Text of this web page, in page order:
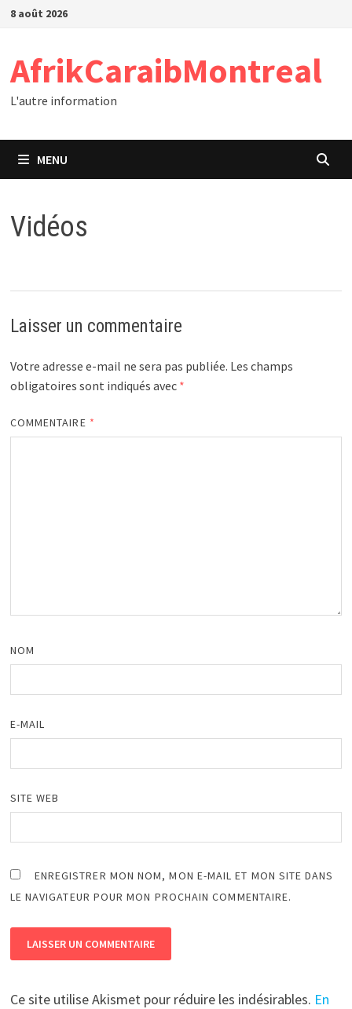
Passer
8 août 2026
AfrikCaraibMontreal
L'autre information
MENU
Vidéos
Laisser un commentaire
Votre adresse e-mail ne sera pas publiée. Les champs
obligatoires sont indiqués avec *
COMMENTAIRE *
NOM
E-MAIL
SITE WEB
ENREGISTRER MON NOM, MON E-MAIL ET MON SITE DANS
LE NAVIGATEUR POUR MON PROCHAIN COMMENTAIRE.
Ce site utilise Akismet pour réduire les indésirables. En